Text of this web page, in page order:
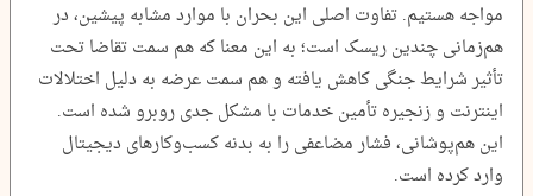
مواجه هستیم. تفاوت اصلی این بحران با موارد مشابه پیشین، در
هم‌زمانی چندین ریسک است؛ به این معنا که هم سمت تقاضا تحت
تأثیر شرایط جنگی کاهش یافته و هم سمت عرضه به دلیل اختلالات
اینترنت و زنجیره تأمین خدمات با مشکل جدی روبرو شده است.
این هم‌پوشانی، فشار مضاعفی را به بدنه کسب‌وکارهای دیجیتال
وارد کرده است.